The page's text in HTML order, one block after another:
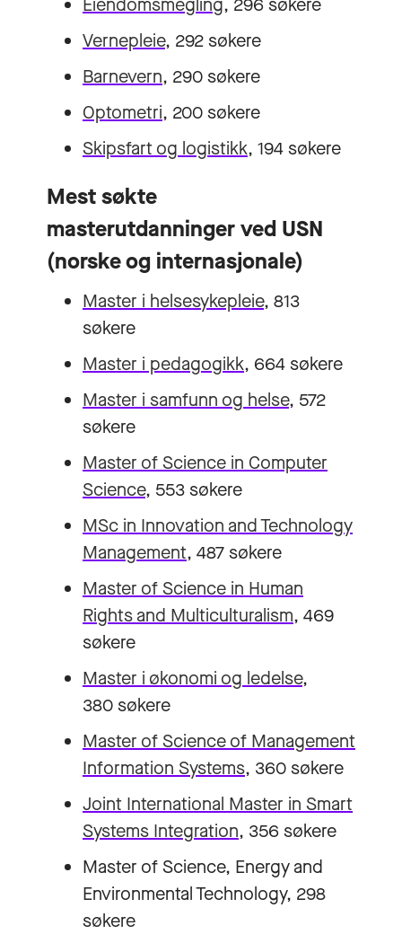
Eiendomsmegling, 296 søkere
Vernepleie, 292 søkere
Barnevern, 290 søkere
Optometri, 200 søkere
Skipsfart og logistikk, 194 søkere
Mest søkte
masterutdanninger ved USN
(norske og internasjonale)
Master i helsesykepleie, 813
søkere
Master i pedagogikk, 664 søkere
Master i samfunn og helse, 572
søkere
Master of Science in Computer
Science, 553 søkere
MSc in Innovation and Technology
Management, 487 søkere
Master of Science in Human
Rights and Multiculturalism, 469
søkere
Master i økonomi og ledelse,
380 søkere
Master of Science of Management
Information Systems, 360 søkere
Joint International Master in Smart
Systems Integration, 356 søkere
Master of Science, Energy and
Environmental Technology, 298
søkere